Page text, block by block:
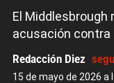
El Middlesbrough
acusación
Redacción Diez
15 de mayo de 2026 a